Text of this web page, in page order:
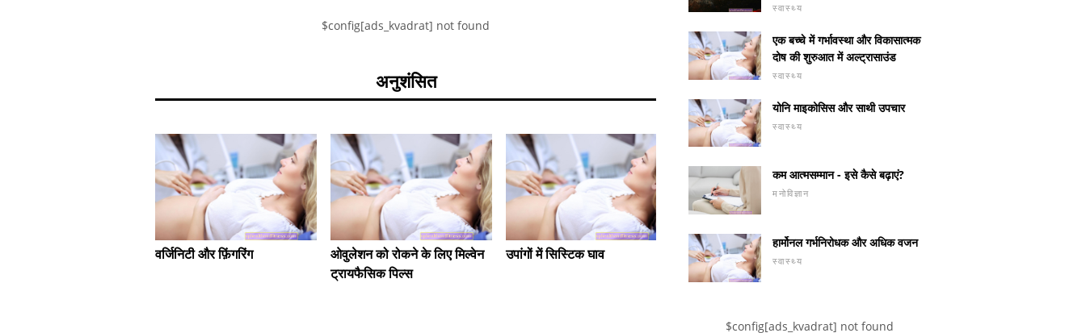
$config[ads_kvadrat] not found
अनुशंसित
वर्जिनिटी और फ़िंगरिंग
ओवुलेशन को रोकने के लिए मिल्वेन
ट्रायफैसिक पिल्स
उपांगों में सिस्टिक घाव
गर्भावस्था और गर्भाशय के पीछे की
दीवार पर नाल
स्वास्थ्य
एक बच्चे में गर्भावस्था और विकासात्मक
दोष की शुरुआत में अल्ट्रासाउंड
स्वास्थ्य
योनि माइकोसिस और साथी उपचार
स्वास्थ्य
कम आत्मसम्मान - इसे कैसे बढ़ाएं?
मनोविज्ञान
हार्मोनल गर्भनिरोधक और अधिक वजन
स्वास्थ्य
$config[ads_kvadrat] not found